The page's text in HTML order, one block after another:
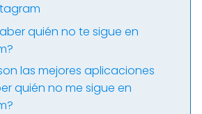
quién no te sigue en
las mejores aplicaciones
quién no me sigue en